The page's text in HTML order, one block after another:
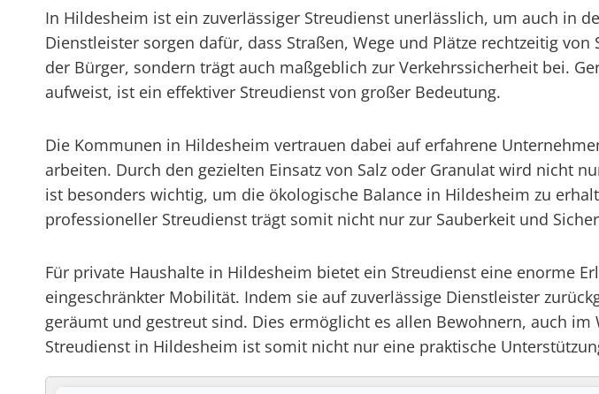
In Hildesheim ist ein zuverlässiger Streudienst unerlässlich, um auch in
Dienstleister sorgen dafür, dass Straßen, Wege und Plätze rechtzeitig
der Bürger, sondern trägt auch maßgeblich zur Verkehrssicherheit bei.
aufweist, ist ein effektiver Streudienst von großer Bedeutung.
Die Kommunen in Hildesheim vertrauen dabei auf erfahrene
arbeiten. Durch den gezielten Einsatz von Salz oder Granulat wird nicht
ist besonders wichtig, um die ökologische Balance in Hildesheim zu
professioneller Streudienst trägt somit nicht nur zur Sauberkeit und
Für private Haushalte in Hildesheim bietet ein Streudienst eine enorme
eingeschränkter Mobilität. Indem sie auf zuverlässige Dienstleister
geräumt und gestreut sind. Dies ermöglicht es allen Bewohnern, auch
Streudienst in Hildesheim ist somit nicht nur eine praktische